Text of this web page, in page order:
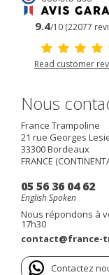
9.4/10 (22077
Read customer
Nous
France Trampoline
21 rue Georges
33300Bordeaux
FRANCE
05 56 36 04 62
English Spoken
Nous répondons à
17h30
contact@france-
Contactez